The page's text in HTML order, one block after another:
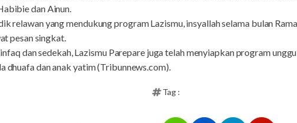
dan Ainun.
relawan yang mendukung program Lazismu, insyallah selama bulan
pesan singkat.
dan sedekah, Lazismu Parepare juga telah menyiapkan program
dhuafa dan anak yatim (Tribunnews.com).
Tag :